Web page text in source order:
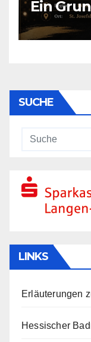
Ein
SUCHE
LINKS
Erläuterungen
Hessischer